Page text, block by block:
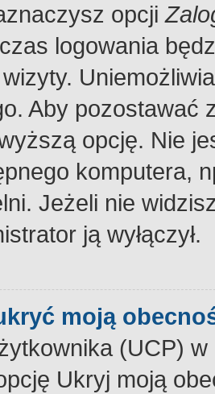
opcji
logowania
Aby pozostawać
opcję. Nie
komputera,
Jeżeli nie
ją wyłączył.
moją
(UCP) w
Ukryj moją